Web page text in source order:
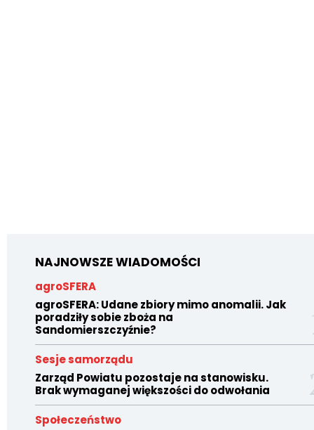
NAJNOWSZE WIADOMOŚCI
agroSFERA
agroSFERA: Udane zbiory mimo anomalii. Jak
poradziły sobie zboża na
Sandomierszczyźnie?
Sesje samorządu
Zarząd Powiatu pozostaje na stanowisku.
Brak wymaganej większości do odwołania
Społeczeństwo